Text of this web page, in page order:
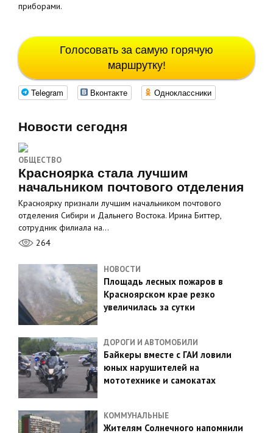
приборами.
Голосовать за самую горячую
маршрутку!
Telegram Вконтакте Одноклассники
Новости сегодня
ОБЩЕСТВО
Красноярка стала лучшим
начальником почтового отделения
Красноярку признали лучшим начальником почтового
отделения Сибири и Дальнего Востока. Ирина Биттер,
сотрудник филиала на…
264
НОВОСТИ
Площадь лесных пожаров в
Красноярском крае резко
увеличилась за сутки
ДОРОГИ И АВТОМОБИЛИ
Байкеры вместе с ГАИ ловили
юных нарушителей на
мототехнике и самокатах
КОММУНАЛЬНЫЕ
Жителям Солнечного напомнили